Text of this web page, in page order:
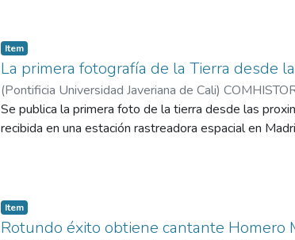
Item
La primera fotografía de la Tierra desde
(Pontificia Universidad Javeriana de Cali)
Se publica la primera foto de la tierra desde las
recibida en una estación rastreadora espacial en
Item
Rotundo éxito obtiene cantante Homero